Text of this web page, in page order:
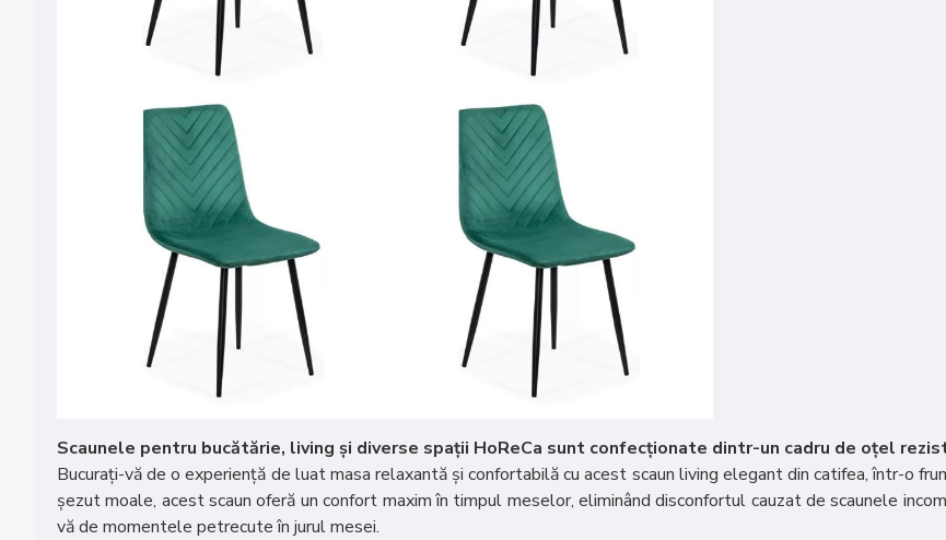
Scaunele pentru bucătărie, living și diverse spații HoReCa sunt confecționate dintr-un cadru de oțel
Bucurați-vă de o experiență de luat masa relaxantă și confortabilă cu acest scaun living elegant din catifea, într-o
șezut moale, acest scaun oferă un confort maxim în timpul meselor, eliminând disconfortul cauzat de scaunele
vă de momentele petrecute în jurul mesei.